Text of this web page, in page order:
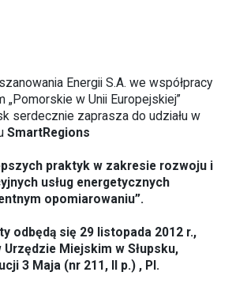
Energii S.A. we współpracy
„Pomorskie w Unii Europejskiej”
serdecznie zaprasza do udziału w
SmartRegions
praktyk w zakresie rozwoju i
usług energetycznych
opomiarowaniu”.
odbędą się 29 listopada 2012 r.,
Urzędzie Miejskim w Słupsku,
3 Maja (nr 211, II p.) , Pl.